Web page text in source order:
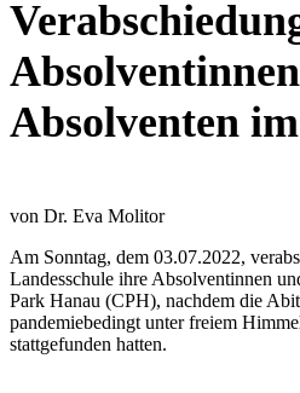
Absolventen
von Dr. Eva Molitor
Am Sonntag, dem 03.07.2022,
Landesschule ihre Absolventinnen
Park Hanau (CPH), nachdem die
pandemiebedingt unter freiem
stattgefunden hatten.